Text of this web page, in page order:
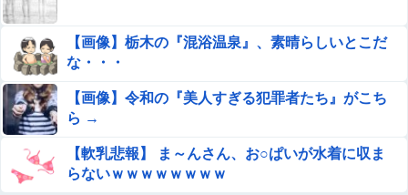
【画像】栃木の『混浴温泉』、素晴らしいとこだ
な・・・
【画像】令和の『美人すぎる犯罪者たち』がこち
ら →
【軟乳悲報】 ま～んさん、お○ぱいが水着に収ま
らないｗｗｗｗｗｗｗｗ